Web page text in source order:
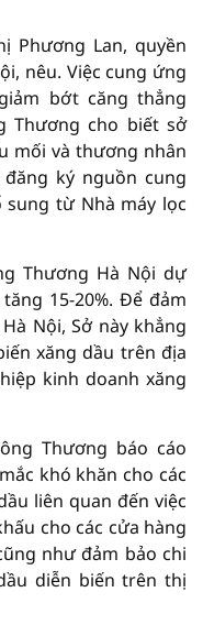
Phương Lan, quyền
nêu. Việc cung ứng
bớt căng thẳng
Thương cho biết sở
mối và thương nhân
ký nguồn cung
từ Nhà máy lọc
Thương Hà Nội dự
15-20%. Để đảm
Nội, Sở này khẳng
xăng dầu trên địa
kinh doanh xăng
Thương báo cáo
khó khăn cho các
liên quan đến việc
cho các cửa hàng
như đảm bảo chi
diễn biến trên thị